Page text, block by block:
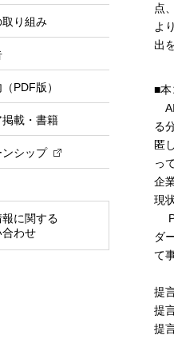
点
よ
出
■本
AI
る
匿
っ
企
現
ダ
て
提
提
提
取り組み
PDF版）
掲載・書籍
シップ
に関する
合わせ